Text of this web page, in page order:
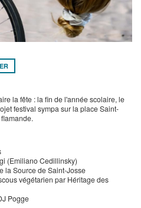
la fête : la fin de l'année scolaire, le
festival sympa sur la place Saint-
(Emiliano Cedillinsky)
la Source de Saint-Josse
végétarien par Héritage des
Pogge